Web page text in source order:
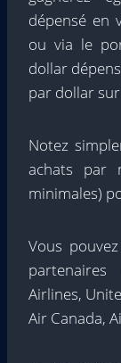
dépensé en
ou via le
dollar
par dollar
Notez
achats par
minimales)
Vous
partenaires
Airlines,
Air Canada,